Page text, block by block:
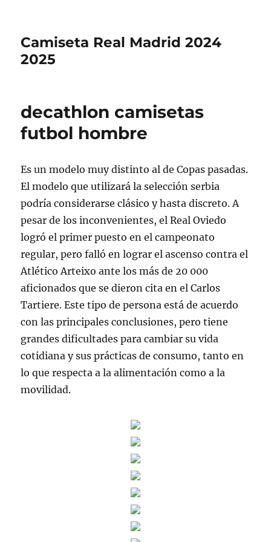
Camiseta Real Madrid 2024
2025
decathlon camisetas
futbol hombre
Es un modelo muy distinto al de Copas pasadas.
El modelo que utilizará la selección serbia
podría considerarse clásico y hasta discreto. A
pesar de los inconvenientes, el Real Oviedo
logró el primer puesto en el campeonato
regular, pero falló en lograr el ascenso contra el
Atlético Arteixo ante los más de 20 000
aficionados que se dieron cita en el Carlos
Tartiere. Este tipo de persona está de acuerdo
con las principales conclusiones, pero tiene
grandes dificultades para cambiar su vida
cotidiana y sus prácticas de consumo, tanto en
lo que respecta a la alimentación como a la
movilidad.